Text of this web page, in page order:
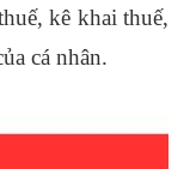
kê khai thuế,
cá nhân.